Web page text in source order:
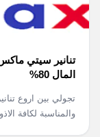
تنانير سيتي
المال 80%
تجولي بين اروع
والمناسبة لكافة